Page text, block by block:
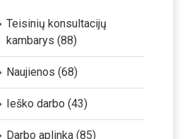
Teisinių konsultacijų
kambarys (88)
Naujienos (68)
Ieško darbo (43)
Darbo aplinka (85)